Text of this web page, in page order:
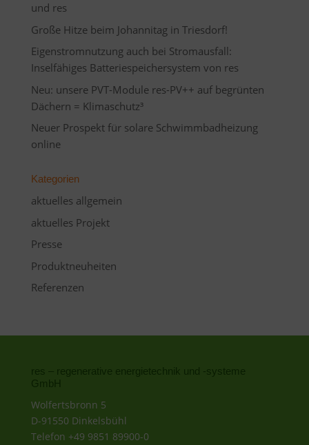
und res
Große Hitze beim Johannitag in Triesdorf!
Eigenstromnutzung auch bei Stromausfall:
Inselfähiges Batteriespeichersystem von res
Neu: unsere PVT-Module res-PV++ auf begrünten
Dächern = Klimaschutz³
Neuer Prospekt für solare Schwimmbadheizung
online
Kategorien
aktuelles allgemein
aktuelles Projekt
Presse
Produktneuheiten
Referenzen
res – regenerative energietechnik und -systeme
GmbH
Wolfertsbronn 5
D-91550 Dinkelsbühl
Telefon +49 9851 89900-0